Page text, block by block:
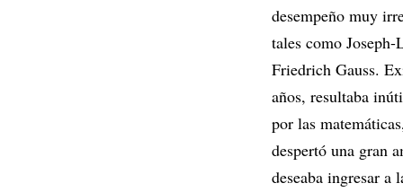
desempeño muy
tales como
Friedrich Gauss.
años, resultaba
por las
despertó una gran
deseaba ingresar